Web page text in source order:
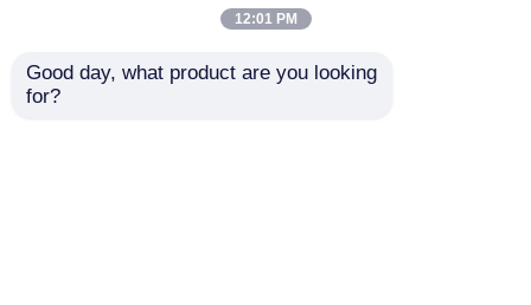
12:01 PM
Good day, what product are you looking
for?